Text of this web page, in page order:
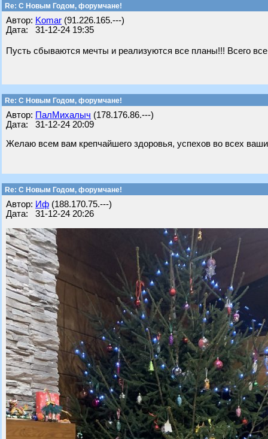
Re: С Новым Годом, форумчане!
Автор: Komar (91.226.165.---)
Дата: 31-12-24 19:35
Пусть сбываются мечты и реализуются все планы!!! Всего
Re: С Новым Годом, форумчане!
Автор: ПалМихалыч (178.176.86.---)
Дата: 31-12-24 20:09
Желаю всем вам крепчайшего здоровья, успехов во всех
Re: С Новым Годом, форумчане!
Автор: Иф (188.170.75.---)
Дата: 31-12-24 20:26